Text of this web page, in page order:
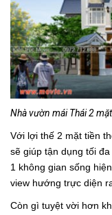
Nhà vườn mái Thái 2
Với lợi thế 2 mặt tiền
sẽ giúp tận dụng tối
1 không gian sống
view hướng trực diện
Còn gì tuyệt vời hơn